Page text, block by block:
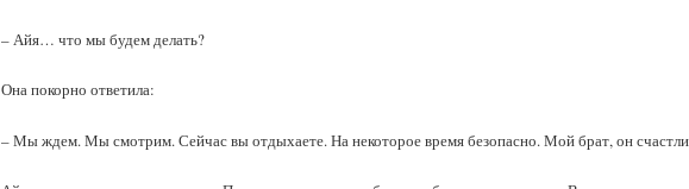
– Айя… что мы будем делать?
Она покорно ответила:
– Мы ждем. Мы смотрим. Сейчас вы отдыхаете. На некоторое время безопасно. Мой брат, он